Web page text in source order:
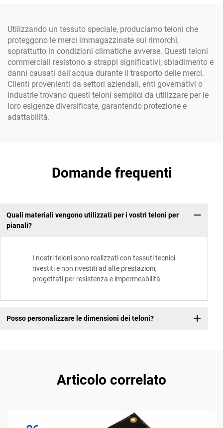
tessuto PP
Utilizzando un tessuto speciale, produciamo teloni che
proteggono le merci immagazzinate sui rimorchi,
soprattutto in condizioni climatiche avverse. Questi teloni
commerciali resistono a strappi significativi, sbiadimento e
danni causati dall'acqua durante il trasporto delle merci.
Clienti provenienti da settori aziendali, enti governativi o
industrie trovano questi teloni semplici da utilizzare per le
loro esigenze diversificate, garantendo protezione e
adattabilità.
Domande frequenti
Quali materiali vengono utilizzati per i vostri teloni per
pianali?
I nostri teloni sono realizzati con tessuti tecnici
rivestiti e non rivestiti ad alte prestazioni,
progettati per resistenza e impermeabilità.
Posso personalizzare le dimensioni dei teloni?
Articolo correlato